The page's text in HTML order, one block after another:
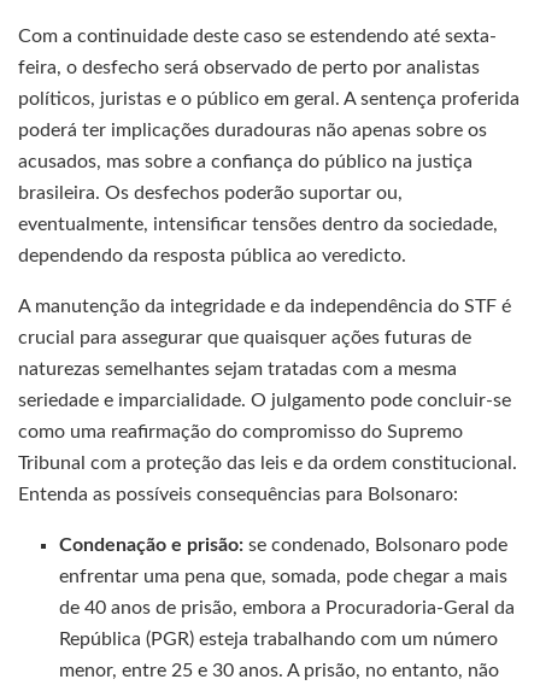
Com a continuidade deste caso se estendendo até sexta-
feira, o desfecho será observado de perto por analistas
políticos, juristas e o público em geral. A sentença proferida
poderá ter implicações duradouras não apenas sobre os
acusados, mas sobre a confiança do público na justiça
brasileira. Os desfechos poderão suportar ou,
eventualmente, intensificar tensões dentro da sociedade,
dependendo da resposta pública ao veredicto.
A manutenção da integridade e da independência do STF é
crucial para assegurar que quaisquer ações futuras de
naturezas semelhantes sejam tratadas com a mesma
seriedade e imparcialidade. O julgamento pode concluir-se
como uma reafirmação do compromisso do Supremo
Tribunal com a proteção das leis e da ordem constitucional.
Entenda as possíveis consequências para Bolsonaro:
Condenação e prisão: se condenado, Bolsonaro pode
enfrentar uma pena que, somada, pode chegar a mais
de 40 anos de prisão, embora a Procuradoria-Geral da
República (PGR) esteja trabalhando com um número
menor, entre 25 e 30 anos. A prisão, no entanto, não